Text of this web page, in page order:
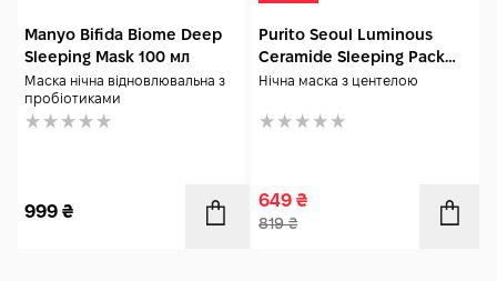
Manyo Bifida Biome Deep
Sleeping Mask 100 мл
Маска нічна відновлювальна з
пробіотиками
999 ₴
Purito Seoul Luminous
Ceramide Sleeping Pack
100 мл
Нічна маска з центелою
649 ₴
819₴